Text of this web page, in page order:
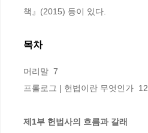
책』(2015) 등이 있다.
목차
머리말  7
프롤로그 | 헌법이란 무엇인가  12
제1부 헌법사의 흐름과 갈래